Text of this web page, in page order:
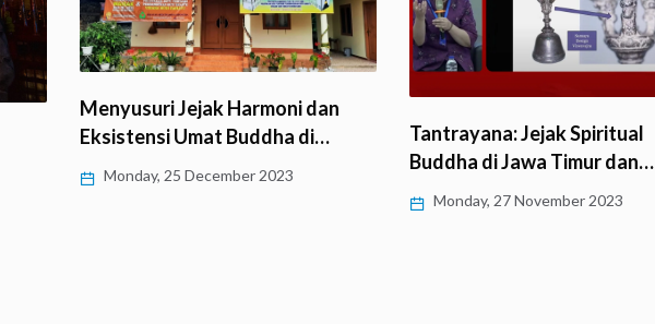
Menyusuri Jejak Harmoni dan
Eksistensi Umat Buddha di…
Monday, 25 December 2023
Tantrayana: Jejak Spiritual
Buddha di Jawa Timur dan…
Monday, 27 November 2023